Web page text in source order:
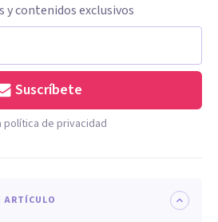
y contenidos exclusivos
Suscríbete
de privacidad
ARTÍCULO